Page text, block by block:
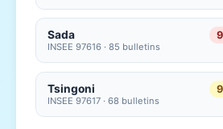
Sada
INSEE 97616 · 85 bulletins
Tsingoni
INSEE 97617 · 68 bulletins